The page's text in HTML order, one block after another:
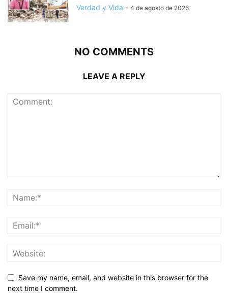
Verdad y Vida - 4 de agosto de 2026
NO COMMENTS
LEAVE A REPLY
Save my name, email, and website in this browser for the
next time I comment.